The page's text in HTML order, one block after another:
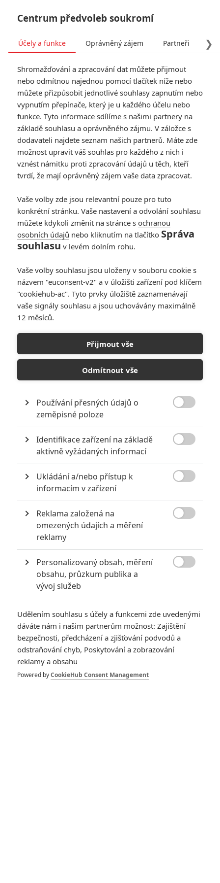
Tag: Železný obr
ČLÁNKY FILMY(1) OSOBY(0) VIDEA (0)
Historie filmových
robotů aneb
Terminátor a R2-D2
ledovce
RECENZE FILMŮ
10
Schnirch nebarví hnus českých dějin
narůžovo
5
Recenze: Záhada strašidelného
zámku úroveň štědrovečerních
8 Recenze: Občanská válka
6
Recenze: Godzilla x Kong: Nové
impérium
8 Recenze: Opičí muž
POSLEDNÍ KOMENTOVANÉ
3ČLÁNEK | 01.08.2026 16:40
Marvel nečekaně zrušil již schválené pokračování
1 ČLÁNEK | 30.07.2026 20:14
Děti krve a kostí: Regulérní trailer představuje akční fantasy
dobrodružství s vůní Afriky
1ČLÁNEK | 30.07.2026 12:31
Spider-Man: Zbrusu nový den – Podle recenzí máme čekat
překvapivě emotivní a osobní film
Centrum předvoleb soukromí
❯
Účely a funkce Oprávněný zájem Partneři
Shromažďování a zpracování dat můžete přijmout
nebo odmítnou najednou pomocí tlačítek níže nebo
můžete přizpůsobit jednotlivé souhlasy zapnutím nebo
vypnutím přepínače, který je u každého účelu nebo
funkce. Tyto informace sdílíme s našimi partnery na
základě souhlasu a oprávněného zájmu. V záložce s
dodavateli najdete seznam našich partnerů. Máte zde
možnost upravit váš souhlas pro každého z nich i
vznést námitku proti zpracování údajů u těch, kteří
tvrdí, že mají oprávněný zájem vaše data zpracovat.
Vaše volby zde jsou relevantní pouze pro tuto
konkrétní stránku. Vaše nastavení a odvolání souhlasu
můžete kdykoli změnit na stránce s ochranou
osobních údajů nebo kliknutím na tlačítko Správa
souhlasu v levém dolním rohu.
Vaše volby souhlasu jsou uloženy v souboru cookie s
názvem "euconsent-v2" a v úložišti zařízení pod klíčem
"cookiehub-ac". Tyto prvky úložiště zaznamenávají
vaše signály souhlasu a jsou uchovávány maximálně
12 měsíců.
Přijmout vše
Odmítnout vše
Používání přesných údajů o
zeměpisné poloze
Identifikace zařízení na základě
aktivně vyžádaných informací
Ukládání a/nebo přístup k
informacím v zařízení
Reklama založená na
omezených údajích a měření
reklamy
Personalizovaný obsah, měření
obsahu, průzkum publika a
vývoj služeb
Udělením souhlasu s účely a funkcemi zde uvedenými
dáváte nám i našim partnerům možnost: Zajištění
bezpečnosti, předcházení a zjišťování podvodů a
odstraňování chyb, Poskytování a zobrazování
reklamy a obsahu
Powered byCookieHub Consent Management